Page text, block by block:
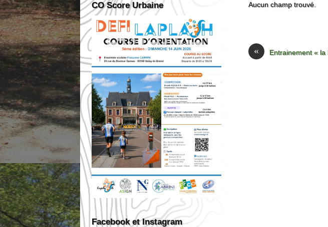
Aucun champ trouvé.
« Entrainement « la
CO Score Urbaine
Facebook et Instagram